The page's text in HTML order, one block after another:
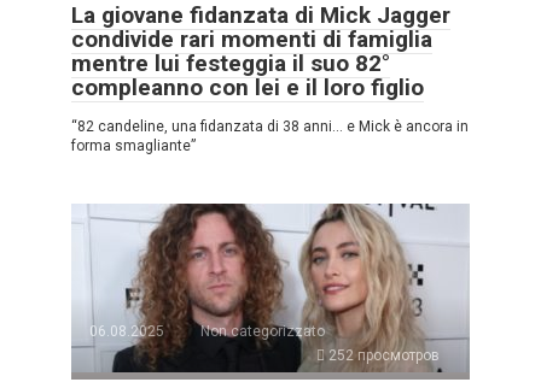
La giovane fidanzata di Mick Jagger
condivide rari momenti di famiglia
mentre lui festeggia il suo 82°
compleanno con lei e il loro figlio
“82 candeline, una fidanzata di 38 anni… e Mick è ancora in
forma smagliante”
06.08.2025
Non categorizzato
252 просмотров